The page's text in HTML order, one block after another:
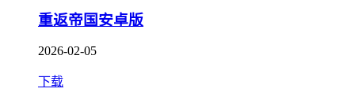
重返帝国安卓版
2026-02-05
下载